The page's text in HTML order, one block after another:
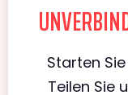
Starten
Teilen Sie